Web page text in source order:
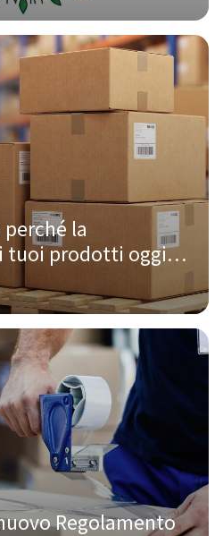
perché la
tuoi prodotti oggi
non Bruxelles
Regolamento